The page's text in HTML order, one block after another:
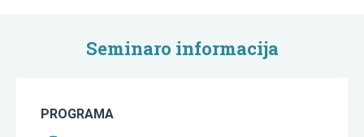
Seminaro informacija
PROGRAMA